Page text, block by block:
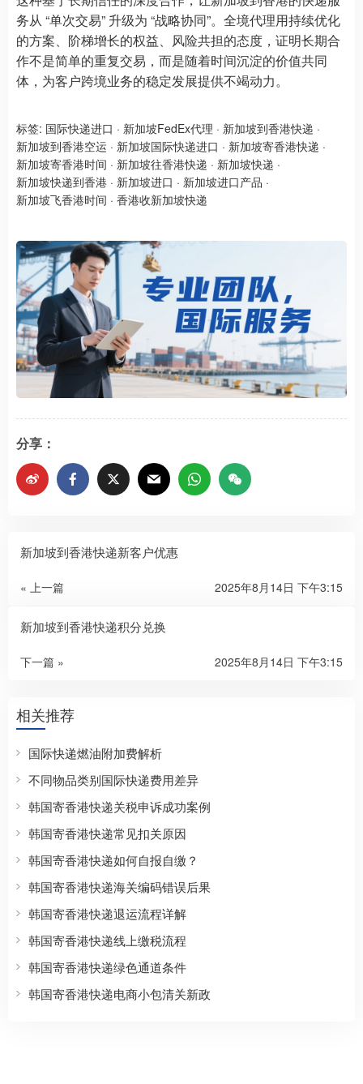
务从 “单次交易” 升级为 “战略协同”。全境代理用持续优化
的方案、阶梯增长的权益、风险共担的态度，证明长期合
作不是简单的重复交易，而是随着时间沉淀的价值共同
体，为客户跨境业务的稳定发展提供不竭动力。
标签: 国际快递进口 · 新加坡FedEx代理 · 新加坡到香港快递 ·
新加坡到香港空运 · 新加坡国际快递进口 · 新加坡寄香港快递 ·
新加坡寄香港时间 · 新加坡往香港快递 · 新加坡快递 ·
新加坡快递到香港 · 新加坡进口 · 新加坡进口产品 ·
新加坡飞香港时间 · 香港收新加坡快递
分享：
新加坡到香港快递新客户优惠
« 上一篇 2025年8月14日 下午3:15
新加坡到香港快递积分兑换
下一篇 » 2025年8月14日 下午3:15
相关推荐
国际快递燃油附加费解析
不同物品类别国际快递费用差异
韩国寄香港快递关税申诉成功案例
韩国寄香港快递常见扣关原因
韩国寄香港快递如何自报自缴？
韩国寄香港快递海关编码错误后果
韩国寄香港快递退运流程详解
韩国寄香港快递线上缴税流程
韩国寄香港快递绿色通道条件
韩国寄香港快递电商小包清关新政